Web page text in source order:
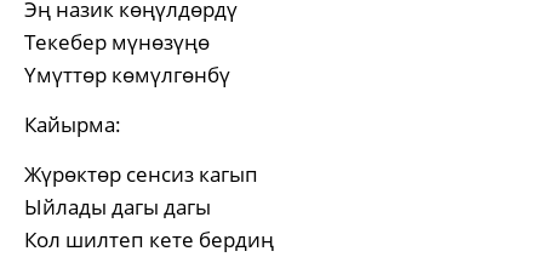
Эң назик көңүлдөрдү
Текебер мүнөзүңө
Үмүттөр көмүлгөнбү
Кайырма:
Жүрөктөр сенсиз кагып
Ыйлады дагы дагы
Кол шилтеп кете бердиң